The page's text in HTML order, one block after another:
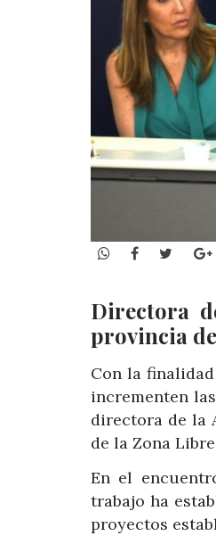
WhatsApp
Facebook
Twitter
Directora
provincia
Con la
incrementen
directora de la
de la Zona
En el
trabajo ha
proyectos